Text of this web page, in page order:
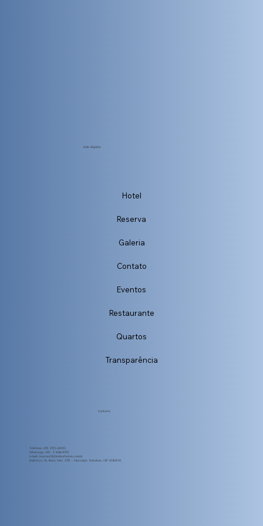
Links Rápidos
Hotel
Reserva
Galeria
Contato
Eventos
Restaurante
Quartos
Transparência
Telefone: (85) 3533-6900
Whatsapp: (85) 9 8416-8792
E-mail:reservas01@indoorhoteis.com.br
Endereço: Av. Beira Mar, 4753 - Mucuripe, Fortaleza, CEP 60165-121
Contatos